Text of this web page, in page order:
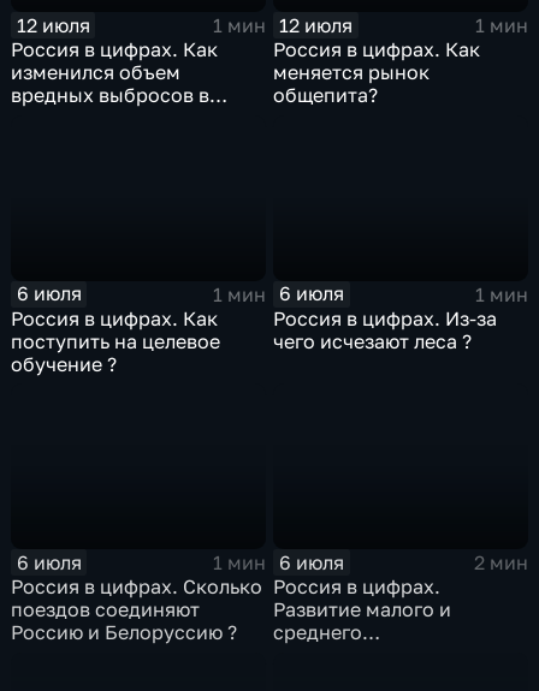
12 июля
1 мин
Россия в цифрах. Как
изменился объем
вредных выбросов в
12 июля
1 мин
Россия в цифрах. Как
меняется рынок
общепита?
6 июля
1 мин
Россия в цифрах. Как
поступить на целевое
обучение ?
6 июля
1 мин
Россия в цифрах. Из-за
чего исчезают леса ?
6 июля
1 мин
Россия в цифрах. Сколько
поездов соединяют
Россию и Белоруссию ?
6 июля
2 мин
Россия в цифрах.
Развитие малого и
среднего